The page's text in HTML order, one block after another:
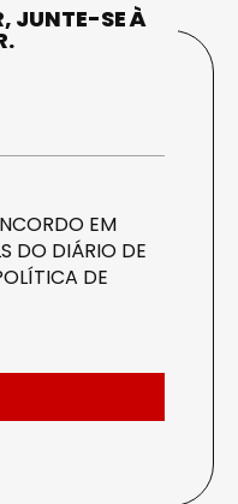
JUNTE-SE À
EM
DO DIÁRIO DE
DE